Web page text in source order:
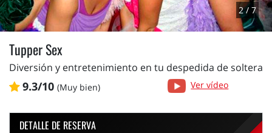
2 / 7
Tupper Sex
Diversión y entretenimiento en tu despedida de soltera
9.3/10 (Muy bien) Ver vídeo
DETALLE DE RESERVA